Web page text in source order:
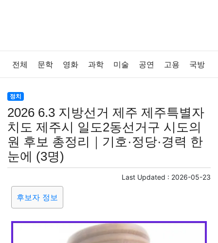
전체 문학 영화 과학 미술 공연 고용 국방
법률
보건 질병 가요 방송 일상 주식 암호화폐
블록체인 결혼 육아 반려동물 패션 미용
게임 스포츠
맛집 IT 컴퓨터 기술 종교 사회 정치 건강
정치
2026 6.3 지방선거 제주 제주특별자
치도 제주시 일도2동선거구 시도의
원 후보 총정리｜기호·정당·경력 한
눈에 (3명)
Last Updated : 2026-05-23
후보자 정보